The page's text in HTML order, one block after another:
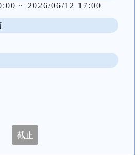
~ 2026/06/12 17:00